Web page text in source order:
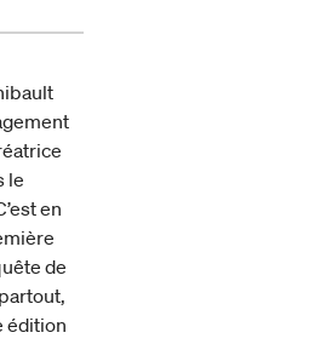
le
en
de
édition